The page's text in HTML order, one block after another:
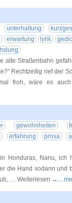
unterhaltung
erwartung lyrik
alte Straßenbahn
Rechtzeitig rief der
froh, wäre es
gewohnheiten
erfahrung prosa
Honduras, Nanu, ich
die Hand sodann
… Weiterlesen → ...